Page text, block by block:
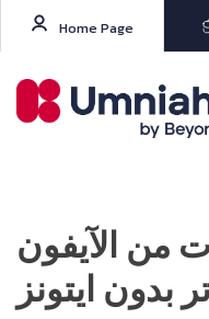
Home Page
من الآيفون
بدون ايتونز